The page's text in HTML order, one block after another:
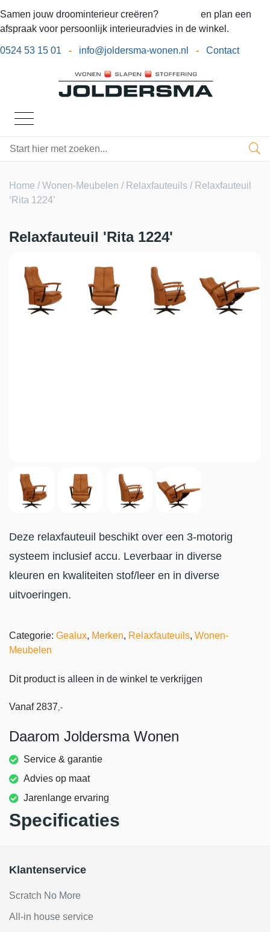
Samen jouw droominterieur creëren?
en plan een
afspraak voor persoonlijk interieuradvies in de winkel.
0524 53 15 01 - info@joldersma-wonen.nl - Contact
Home /Wonen-Meubelen / Relaxfauteuils / Relaxfauteuil
‘Rita 1224’
Relaxfauteuil 'Rita 1224'
Deze relaxfauteuil beschikt over een 3-motorig
systeem inclusief accu. Leverbaar in diverse
kleuren en kwaliteiten stof/leer en in diverse
uitvoeringen.
Categorie: Gealux, Merken, Relaxfauteuils, Wonen-
Meubelen
Dit product is alleen in de winkel te verkrijgen
Vanaf 2837,-
Daarom Joldersma Wonen
Service & garantie
Advies op maat
Jarenlange ervaring
Specificaties
Klantenservice
Scratch No More
All-in house service